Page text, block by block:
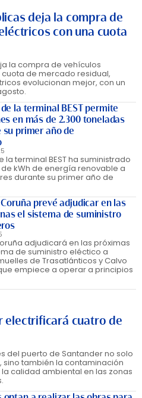
deja la compra de
con una cuota
la compra de vehículos
de mercado residual,
evolucionan mejor, con un
la terminal BEST permite
en más de 2.300 toneladas
su primer año de
la terminal BEST ha suministrado
kWh de energía renovable a
durante su primer año de
prevé adjudicar en las
el sistema de suministro
adjudicará en las próximas
de suministro eléctico a
de Trasatlánticos y Calvo
empiece a operar a principios
electrificará cuatro de
del puerto de Santander no solo
sino también la contaminación
calidad ambiental en las zonas